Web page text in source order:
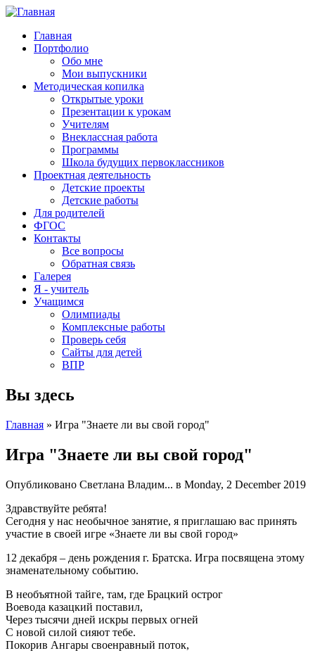
Главная
Портфолио
Обо мне
Мои выпускники
Методическая копилка
Открытые уроки
Презентации к урокам
Учителям
Внеклассная работа
Программы
Школа будущих первоклассников
Проектная деятельность
Детские проекты
Детские работы
Для родителей
ФГОС
Контакты
Все вопросы
Обратная связь
Галерея
Я - учитель
Учащимся
Олимпиады
Комплексные работы
Проверь себя
Сайты для детей
ВПР
Вы здесь
Главная » Игра "Знаете ли вы свой город"
Игра "Знаете ли вы свой город"
Опубликовано Светлана Владим... в Monday, 2 December 2019
Здравствуйте ребята!
Сегодня у нас необычное занятие, я приглашаю вас принять
участие в своей игре «Знаете ли вы свой город»
12 декабря – день рождения г. Братска. Игра посвящена этому
знаменательному событию.
В необъятной тайге, там, где Брацкий острог
Воевода казацкий поставил,
Через тысячи дней искры первых огней
С новой силой сияют тебе.
Покорив Ангары своенравный поток,